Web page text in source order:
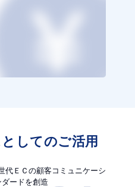
してのご活用
代ＥＣの顧客コミュニケーシ
ダードを創造